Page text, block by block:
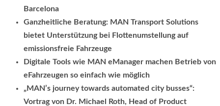
Barcelona
Ganzheitliche Beratung: MAN Transport Solutions
bietet Unterstützung bei Flottenumstellung auf
emissionsfreie Fahrzeuge
Digitale Tools wie MAN eManager machen Betrieb von
eFahrzeugen so einfach wie möglich
„MAN’s journey towards automated city busses“:
Vortrag von Dr. Michael Roth, Head of Product